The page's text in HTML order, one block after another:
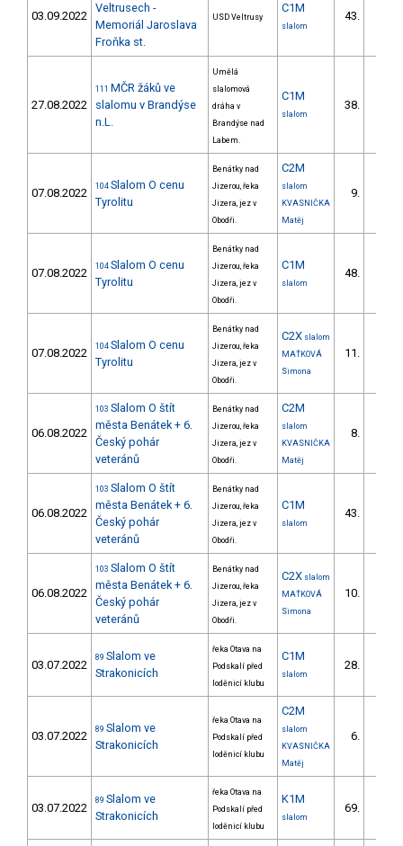
03.09.2022
Veltrusech -
Memoriál Jaroslava
Froňka st.
USD Veltrusy
C1M
slalom
43.
27.08.2022
111 MČR žáků ve
slalomu v Brandýse
n.L.
Umělá
slalomová
dráha v
Brandýse nad
Labem.
C1M
slalom
38.
07.08.2022 104 Slalom O cenu
Tyrolitu
Benátky nad
Jizerou, řeka
Jizera, jez v
Obodři.
C2M
slalom
KVASNIČKA
Matěj
9.
07.08.2022 104 Slalom O cenu
Tyrolitu
Benátky nad
Jizerou, řeka
Jizera, jez v
Obodři.
C1M
slalom
48.
07.08.2022 104 Slalom O cenu
Tyrolitu
Benátky nad
Jizerou, řeka
Jizera, jez v
Obodři.
C2X slalom
MAŤKOVÁ
Simona
11.
06.08.2022
103 Slalom O štít
města Benátek + 6.
Český pohár
veteránů
Benátky nad
Jizerou, řeka
Jizera, jez v
Obodři.
C2M
slalom
KVASNIČKA
Matěj
8.
06.08.2022
103 Slalom O štít
města Benátek + 6.
Český pohár
veteránů
Benátky nad
Jizerou, řeka
Jizera, jez v
Obodři.
C1M
slalom
43.
06.08.2022
103 Slalom O štít
města Benátek + 6.
Český pohár
veteránů
Benátky nad
Jizerou, řeka
Jizera, jez v
Obodři.
C2X slalom
MAŤKOVÁ
Simona
10.
03.07.2022
89 Slalom ve
Strakonicích
řeka Otava na
Podskalí před
loděnicí klubu
C1M
slalom
28.
03.07.2022 89 Slalom ve
Strakonicích
řeka Otava na
Podskalí před
loděnicí klubu
C2M
slalom
KVASNIČKA
Matěj
6.
03.07.2022
89 Slalom ve
Strakonicích
řeka Otava na
Podskalí před
loděnicí klubu
K1M
slalom
69.